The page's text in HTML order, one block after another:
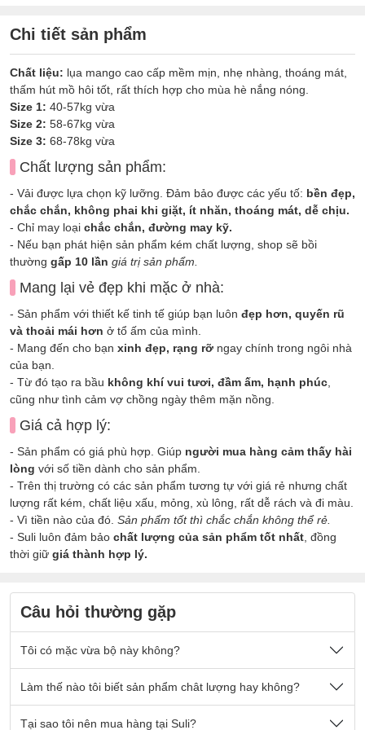
Chi tiết sản phẩm
Chất liệu: lụa mango cao cấp mềm mịn, nhẹ nhàng, thoáng mát,
thấm hút mồ hôi tốt, rất thích hợp cho mùa hè nắng nóng.
Size 1: 40-57kg vừa
Size 2: 58-67kg vừa
Size 3: 68-78kg vừa
Chất lượng sản phẩm:
- Vải được lựa chọn kỹ lưỡng. Đảm bảo được các yếu tố: bền đẹp,
chắc chắn, không phai khi giặt, ít nhăn, thoáng mát, dễ chịu.
- Chỉ may loại chắc chắn, đường may kỹ.
- Nếu bạn phát hiện sản phẩm kém chất lượng, shop sẽ bồi
thường gấp 10 lần giá trị sản phẩm.
Mang lại vẻ đẹp khi mặc ở nhà:
- Sản phẩm với thiết kế tinh tế giúp bạn luôn đẹp hơn, quyến rũ
và thoải mái hơn ở tổ ấm của mình.
- Mang đến cho bạn xinh đẹp, rạng rỡ ngay chính trong ngôi nhà
của bạn.
- Từ đó tạo ra bầu không khí vui tươi, đầm ấm, hạnh phúc
cũng như tình cảm vợ chồng ngày thêm mặn nồng.
Giá cả hợp lý:
- Sản phẩm có giá phù hợp. Giúp người mua hàng cảm thấy hài
lòng với số tiền dành cho sản phẩm.
- Trên thị trường có các sản phẩm tương tự với giá rẻ nhưng chất
lượng rất kém, chất liệu xấu, mỏng, xù lông, rất dễ rách và đi màu.
- Vì tiền nào của đó. Sản phẩm tốt thì chắc chắn không thể rẻ.
- Suli luôn đảm bảo chất lượng của sản phẩm tốt nhất , đồng
thời giữ giá thành hợp lý.
Câu hỏi thường gặp
Tôi có mặc vừa bộ này không?
Nếu quý khách có cân nặng nằm trong số kg ở mô tả sản
phẩm thì sẽ mặc vừa đẹp ạ.
Sản phẩm được thiết kế thoải mái phù hợp cho tất cả mọi
Làm thế nào tôi biết sản phẩm chât lượng hay không?
- Chất vải tại Suli luôn làchất vải loại 1 cao cấp
Tại sao tôi nên mua hàng tại Suli?